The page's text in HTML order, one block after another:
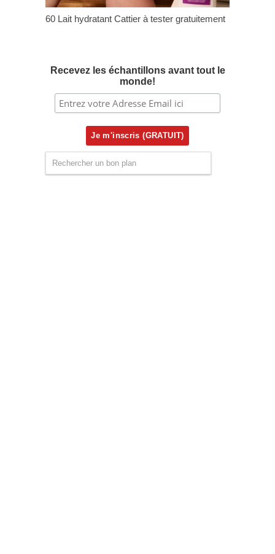
60 Lait hydratant Cattier à tester gratuitement
Recevez les échantillons avant tout le
monde!